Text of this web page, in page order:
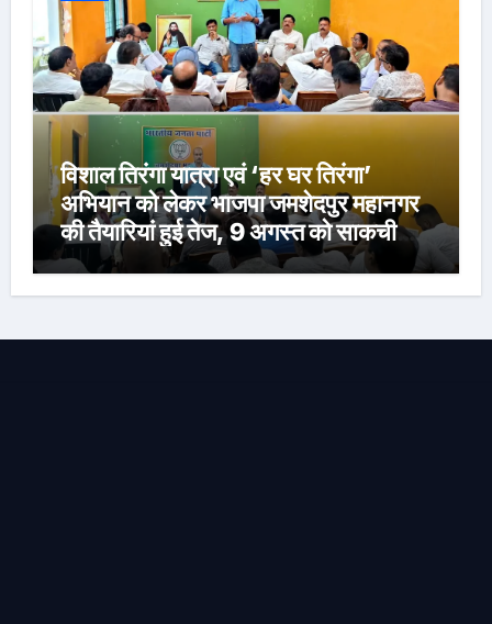
विशाल तिरंगा यात्रा एवं ‘हर घर तिरंगा’
अभियान को लेकर भाजपा जमशेदपुर महानगर
की तैयारियां हुई तेज, 9 अगस्त को साकची
नेताजी सुभाष मैदान से निकलेगी विशाल तिरंगा
यात्रा